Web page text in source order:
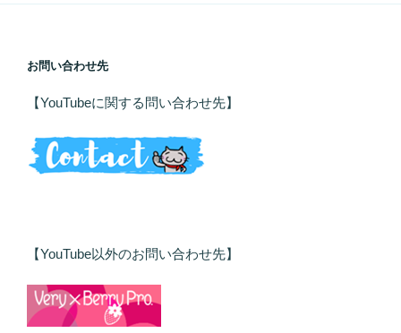
お問い合わせ先
【YouTubeに関する問い合わせ先】
【YouTube以外のお問い合わせ先】